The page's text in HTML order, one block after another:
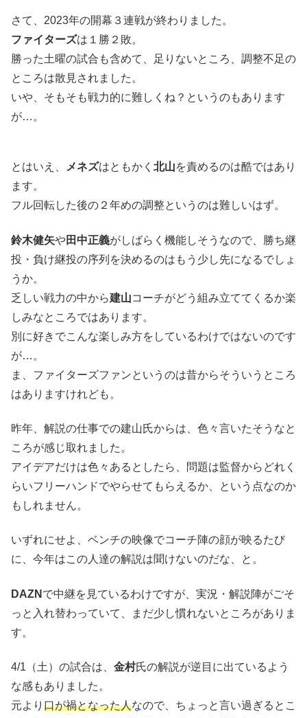
さて、2023年の開幕３連戦が終わりました。
ファイターズは１勝２敗。
勝った土曜の試合も含めて、足りないところ、調整不足の
ところは散見されました。
いや、そもそも戦力的に難しくね？というのもあります
が…。
とはいえ、 メネズはともかく 北山を責めるのは酷ではあり
ます。
フル回転した後の２年めの調整というのは難しいはず。
鈴木健矢や田中正義がしばらく機能しそうなので、勝ち継
投・負け継投の序列を決めるのはもう少し先になるでしょ
うか。
乏しい戦力の中から建山コーチがどう組み立ててくるか楽
しみなところではあります。
別に好きでこんな楽しみ方をしているわけではないのです
が…。
ま、ファイターズファンというのは昔からそういうところ
はありますけれども。
昨年、解説の仕事での建山氏からは、色々言いたそうなと
ころが感じ取れました。
アイデアだけは色々あるとしたら、問題は監督からどれく
らいフリーハンドでやらせてもらえるか、という点なのか
もしれません。
いずれにせよ、ベンチの映像でコーチ陣の顔が映るたび
に、今年はこの人達の解説は聞けないのだな、と。
DAZN で中継を見ているわけですが、実況・解説陣がごそ
っと入れ替わっていて、まだ少し慣れないところがありま
す。
4/1（土）の試合は、 金村氏の解説が逆目に出ているよう
な感もありました。
元より 口が禍となった人なので、ちょっと言い過ぎるとこ